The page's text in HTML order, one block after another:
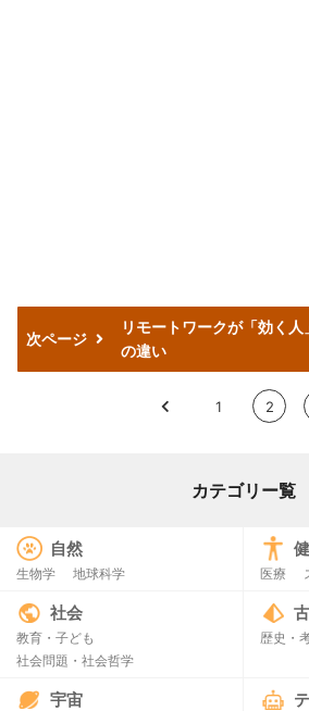
次ページ
リモートワークが「効く人
の違い
< 1 2
カテゴリー覧
自然
生物学 地球科学 医療
社会
教育・子ども
社会問題・社会哲学
歴史・
宇宙